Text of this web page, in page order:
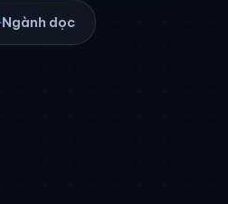
Ngành dọc